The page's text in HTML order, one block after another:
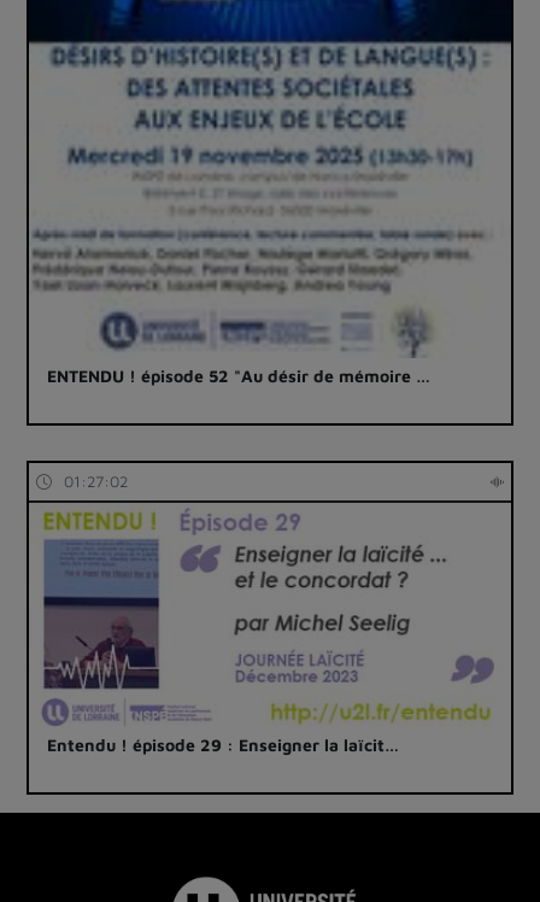
ENTENDU ! épisode 52 "Au désir de mémoire …
01:27:02
Entendu ! épisode 29 : Enseigner la laïcit…